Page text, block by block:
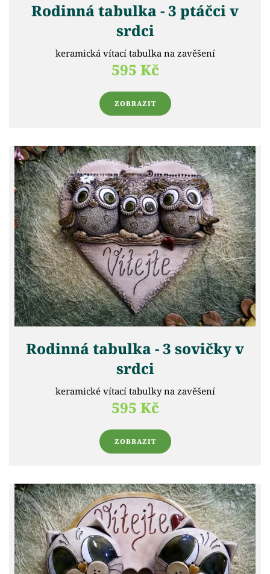
Rodinná tabulka - 3 ptáčci v
srdci
keramická vítací tabulka na zavěšení
595 Kč
ZOBRAZIT
Rodinná tabulka - 3 sovičky v
srdci
keramické vítací tabulky na zavěšení
595 Kč
ZOBRAZIT